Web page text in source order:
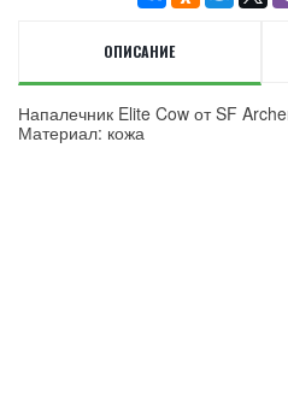
ОПИСАНИЕ
Напалечник Elite Cow от SF
Материал: кожа